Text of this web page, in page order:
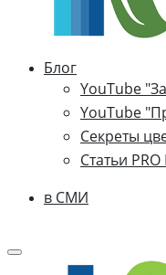
Блог
YouTube
YouTube
Секреты
Статьи
в СМИ